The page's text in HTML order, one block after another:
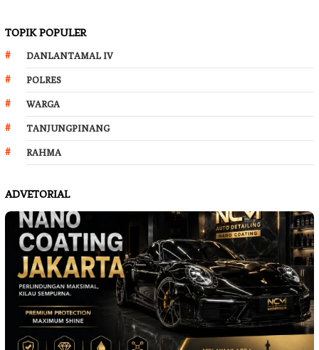
TOPIK POPULER
DANLANTAMAL IV
POLRES
WARGA
TANJUNGPINANG
RAHMA
ADVETORIAL